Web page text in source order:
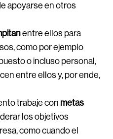
apoyarse en otros
entre ellos para
como por ejemplo
o incluso personal,
entre ellos y, por ende,
trabaje con metas
los objetivos
como cuando el